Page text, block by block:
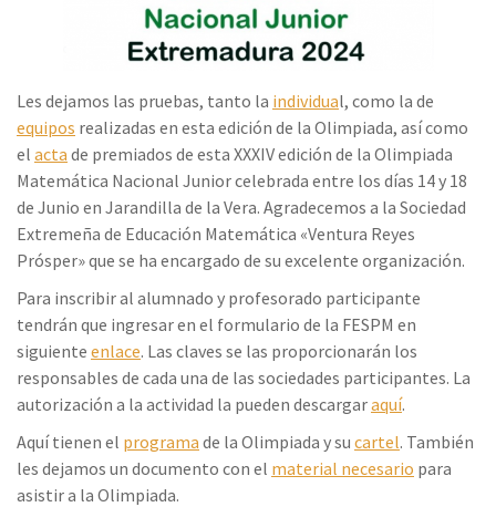
Les dejamos las pruebas, tanto la individual, como la de
equipos realizadas en esta edición de la Olimpiada, así como
el acta de premiados de esta XXXIV edición de la Olimpiada
Matemática Nacional Junior celebrada entre los días 14 y 18
de Junio en Jarandilla de la Vera. Agradecemos a la Sociedad
Extremeña de Educación Matemática «Ventura Reyes
Prósper» que se ha encargado de su excelente organización.
Para inscribir al alumnado y profesorado participante
tendrán que ingresar en el formulario de la FESPM en
siguiente enlace. Las claves se las proporcionarán los
responsables de cada una de las sociedades participantes. La
autorización a la actividad la pueden descargaraquí.
Aquí tienen el programa de la Olimpiada y su cartel. También
les dejamos un documento con el material necesario para
asistir a la Olimpiada.